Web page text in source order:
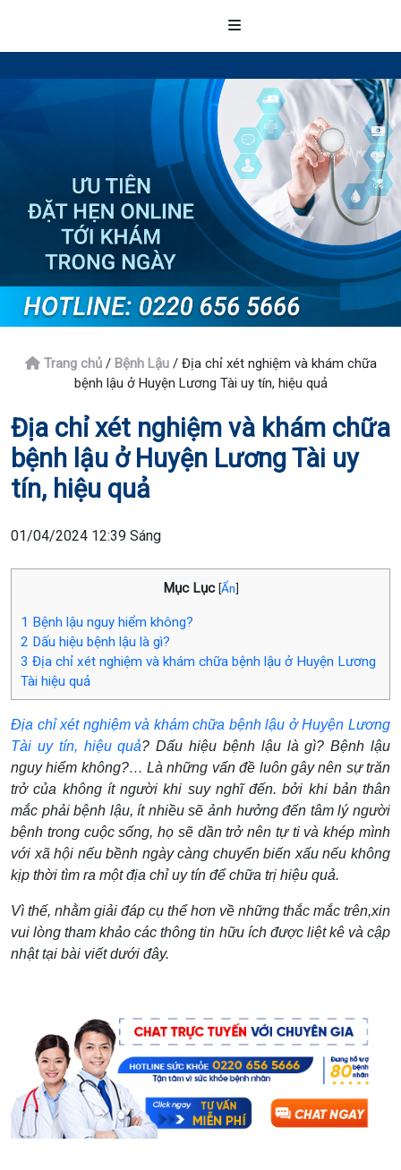
Trang chủ/ Bệnh Lậu/ Địa chỉ xét nghiệm và khám chữa
bệnh lậu ở Huyện Lương Tài uy tín, hiệu quả
Địa chỉ xét nghiệm và khám chữa
bệnh lậu ở Huyện Lương Tài uy
tín, hiệu quả
01/04/2024 12:39 Sáng
Mục Lục [Ẩn]
1 Bệnh lậu nguy hiểm không?
2 Dấu hiệu bệnh lậu là gì?
3 Địa chỉ xét nghiệm và khám chữa bệnh lậu ở Huyện Lương
Tài hiệu quả
Địa chỉ xét nghiệm và khám chữa bệnh lậu ở Huyện Lương
Tài uy tín, hiệu quả? Dấu hiệu bệnh lậu là gì? Bệnh lậu
nguy hiểm không?… Là những vấn đề luôn gây nên sự trăn
trở của không ít người khi suy nghĩ đến. bởi khi bản thân
mắc phải bệnh lậu, ít nhiều sẽ ảnh hưởng đến tâm lý người
bệnh trong cuộc sống, họ sẽ dần trở nên tự ti và khép mình
với xã hội nếu bềnh ngày càng chuyển biến xấu nếu không
kịp thời tìm ra một địa chỉ uy tín để chữa trị hiệu quả.
Vì thế, nhằm giải đáp cụ thể hơn về những thắc mắc trên,xin
vui lòng tham khảo các thông tin hữu ích được liệt kê và cập
nhật tại bài viết dưới đây.